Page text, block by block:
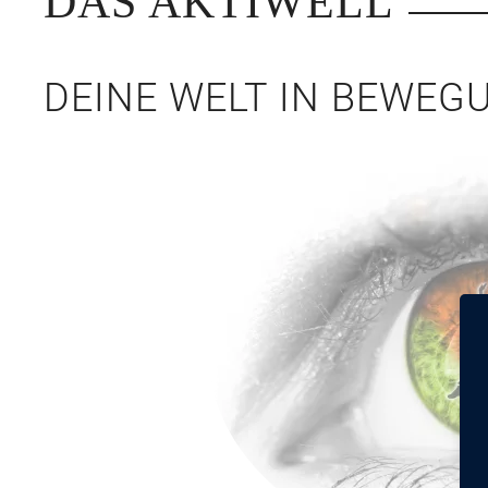
DEINE WELT IN